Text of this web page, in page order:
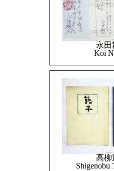
永田
Koi
高柳
Shigenobu